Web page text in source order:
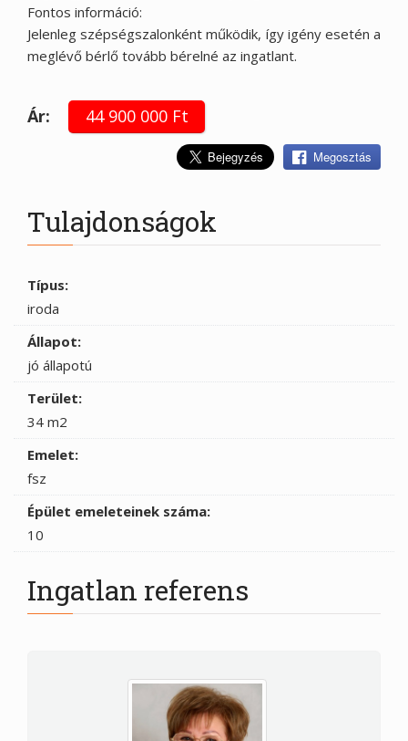
Fontos információ:
Jelenleg szépségszalonként működik, így igény esetén a
meglévő bérlő tovább bérelné az ingatlant.
Ár: 44 900 000 Ft
Megosztás
Tulajdonságok
Típus:
iroda
Állapot:
jó állapotú
Terület:
34 m2
Emelet:
fsz
Épület emeleteinek száma:
10
Ingatlan referens